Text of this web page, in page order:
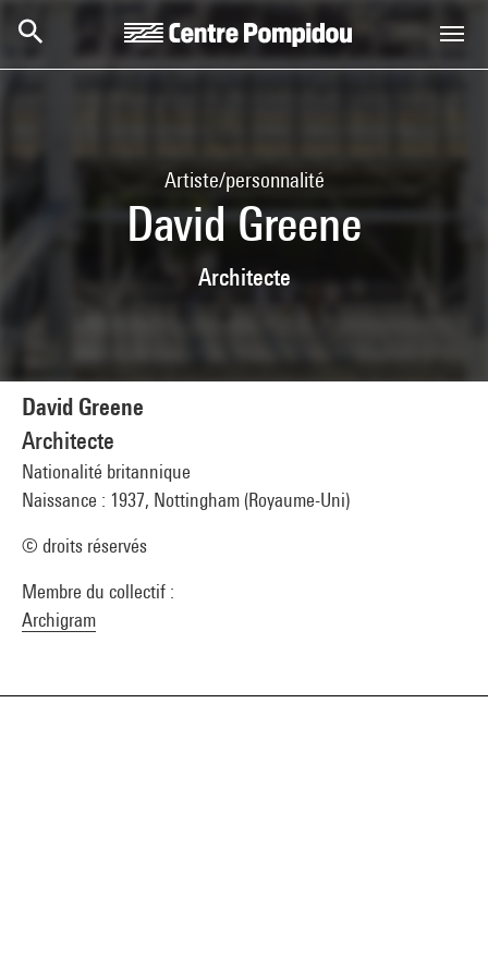
Artiste/personnalité
David Greene
Architecte
David Greene
Architecte
Nationalité britannique
Naissance : 1937, Nottingham (Royaume-Uni)
© droits réservés
Membre du collectif :
Archigram